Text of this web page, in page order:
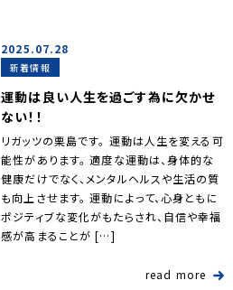
2025.07.28
新着情報
運動は良い人生を過ごす為に欠かせ
ない！！
リガッツの栗島です。 運動は人生を変える可
能性があります。 適度な運動は、身体的な
健康だけでなく、メンタルヘルスや生活の質
も向上させます。 運動によって、心身ともに
ポジティブな変化がもたらされ、自信や幸福
感が高まることが […]
read more